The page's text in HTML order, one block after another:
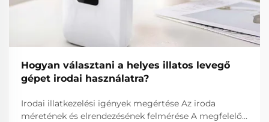
Hogyan választani a helyes illatos levegő
gépet irodai használatra?
Irodai illatkezelési igények megértése Az iroda
méretének és elrendezésének felmérése A megfelelő